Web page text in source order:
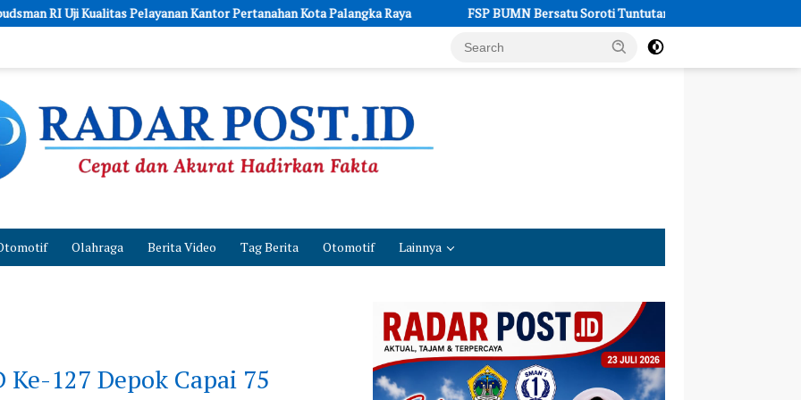
Kantor Pertanahan Kota Palangka Raya FSP BUMN Bersatu Soroti Tuntutan 6 Terdakwa Kasus Pengerukan Pelindo dan
Olahraga Berita Video Tag Berita Otomotif Lainnya
Ke-127 Depok Capai 75